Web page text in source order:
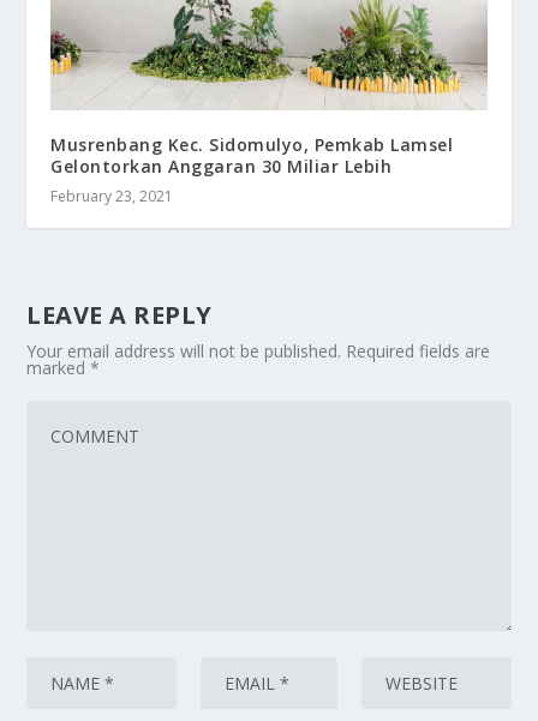
Musrenbang Kec. Sidomulyo, Pemkab Lamsel
Gelontorkan Anggaran 30 Miliar Lebih
February 23, 2021
LEAVE A REPLY
Your email address will not be published. Required fields are
marked*